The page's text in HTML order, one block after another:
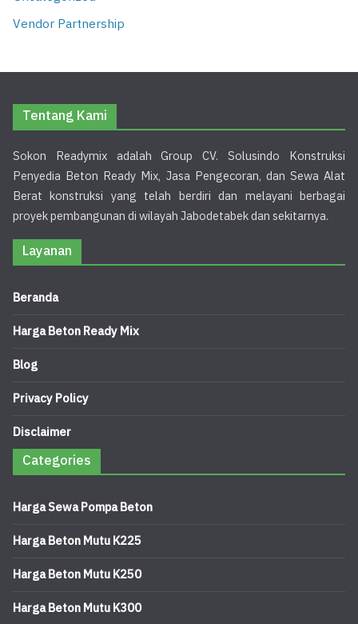
Vendor Partnership
Tentang Kami
Sokon Readymix adalah Group CV. Solusindo Konstruksi
Penyedia Beton Ready Mix, Jasa Pengecoran, dan Sewa Alat
Berat konstruksi yang telah berdiri dan melayani berbagai
proyek pembangunan di wilayah Jabodetabek dan sekitarnya.
Layanan
Beranda
Harga Beton Ready Mix
Blog
Privacy Policy
Disclaimer
Categories
Harga Sewa Pompa Beton
Harga Beton Mutu K225
Harga Beton Mutu K250
Harga Beton Mutu K300